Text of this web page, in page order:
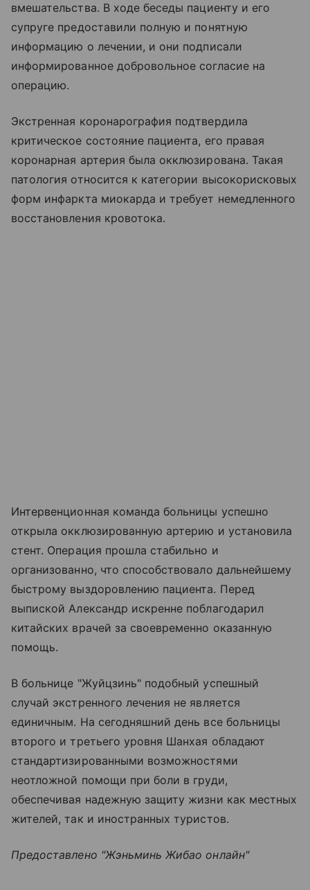
вмешательства. В ходе беседы пациенту и его
супруге предоставили полную и понятную
информацию о лечении, и они подписали
информированное добровольное согласие на
операцию.
Экстренная коронарография подтвердила
критическое состояние пациента, его правая
коронарная артерия была окклюзирована. Такая
патология относится к категории высокорисковых
форм инфаркта миокарда и требует немедленного
восстановления кровотока.
Интервенционная команда больницы успешно
открыла окклюзированную артерию и установила
стент. Операция прошла стабильно и
организованно, что способствовало дальнейшему
быстрому выздоровлению пациента. Перед
выпиской Александр искренне поблагодарил
китайских врачей за своевременно оказанную
помощь.
В больнице "Жуйцзинь" подобный успешный
случай экстренного лечения не является
единичным. На сегодняшний день все больницы
второго и третьего уровня Шанхая обладают
стандартизированными возможностями
неотложной помощи при боли в груди,
обеспечивая надежную защиту жизни как местных
жителей, так и иностранных туристов.
Предоставлено "Жэньминь Жибао онлайн"